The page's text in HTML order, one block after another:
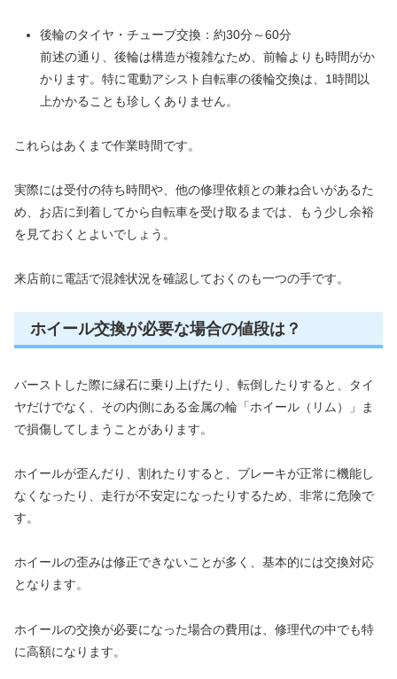
後輪のタイヤ・チューブ交換：約30分～60分
前述の通り、後輪は構造が複雑なため、前輪よりも時間がか
かります。特に電動アシスト自転車の後輪交換は、1時間以
上かかることも珍しくありません。
これらはあくまで作業時間です。
実際には受付の待ち時間や、他の修理依頼との兼ね合いがあるた
め、お店に到着してから自転車を受け取るまでは、もう少し余裕
を見ておくとよいでしょう。
来店前に電話で混雑状況を確認しておくのも一つの手です。
ホイール交換が必要な場合の値段は？
バーストした際に縁石に乗り上げたり、転倒したりすると、タイ
ヤだけでなく、その内側にある金属の輪「ホイール（リム）」ま
で損傷してしまうことがあります。
ホイールが歪んだり、割れたりすると、ブレーキが正常に機能し
なくなったり、走行が不安定になったりするため、非常に危険で
す。
ホイールの歪みは修正できないことが多く、基本的には交換対応
となります。
ホイールの交換が必要になった場合の費用は、修理代の中でも特
に高額になります。